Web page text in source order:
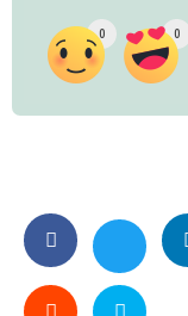
0 0